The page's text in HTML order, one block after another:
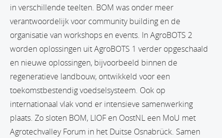
in verschillende teelten. BOM was onder meer
verantwoordelijk voor community building en de
organisatie van workshops en events. In AgroBOTS 2
worden oplossingen uit AgroBOTS 1 verder opgeschaald
en nieuwe oplossingen, bijvoorbeeld binnen de
regeneratieve landbouw, ontwikkeld voor een
toekomstbestendig voedselsysteem. Ook op
internationaal vlak vond er intensieve samenwerking
plaats. Zo sloten BOM, LIOF en OostNL een MoU met
Agrotechvalley Forum in het Duitse Osnabrück. Samen